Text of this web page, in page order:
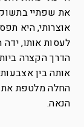
את שפתיי
אוצרותי, היא
לעסות אותו,
הדרך הקצרה
אותה בין
החלה מלטפת את
הנאה.